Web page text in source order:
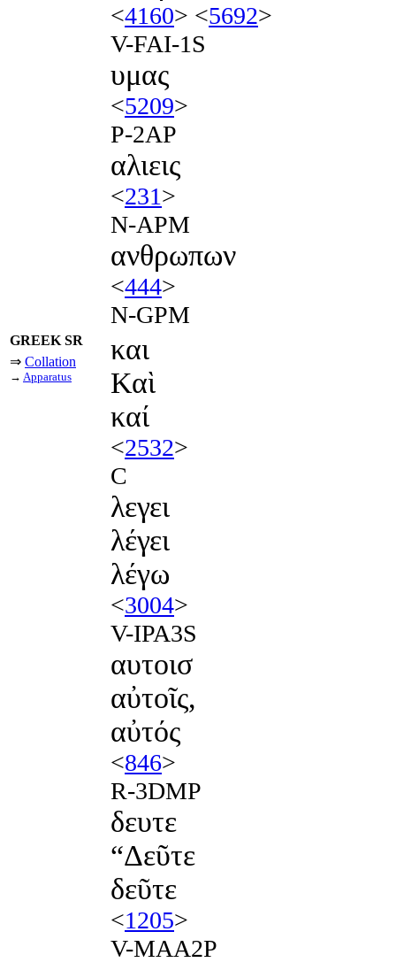
<4160> <5692>
V-FAI-1S
υμας
<5209>
P-2AP
αλιεις
<231>
N-APM
ανθρωπων
<444>
N-GPM
GREEK SR
⇒ Collation
→ Apparatus
και
Καὶ
καί
<2532>
C
λεγει
λέγει
λέγω
<3004>
V-IPA3S
αυτοισ
αὐτοῖς,
αὐτός
<846>
R-3DMP
δευτε
“Δεῦτε
δεῦτε
<1205>
V-MAA2P